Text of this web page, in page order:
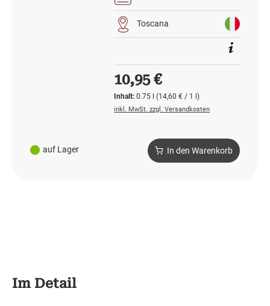
auf Lager
Toscana
Inhalt:0.75 l(14,60 € / 1 l)
Regulärer Preis:
10,95 €
inkl. MwSt. zzgl. Versandkosten
In den Warenkorb
Im Detail